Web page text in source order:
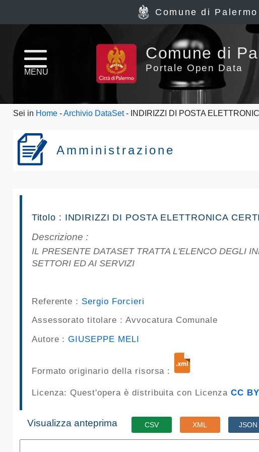
Home
page
Archivio
Dataset
Ultimi
Report
pubblicazioni
Archivio
Linee
Data
Comune di Palermo
MENU
Comune di
Portale Open Data
Sei in Home -Archivio DataSet- INDIRIZZI DI POSTA
Amministrazione
Titolo : INDIRIZZI DI POSTA ELETTRONICA
Descrizione :
IL PRESENTE DATASET TRATTA L'ELENCO DEGLI INDIRIZZI DI POSTA ELETTRONICA CERTIFICATA DEL COMUNE DI PALERMO RIFERITI AI
SETTORI ED AI SERVIZI
Referente : Sergio Forcieri
Assessorato titolare : Avvocatura Comunale
Autore :GIUSEPPE MELI
Formato originario della risorsa :
Licenza: Quest'opera è distribuita con Licenza CC
Visualizza anteprima CSV XML JSON